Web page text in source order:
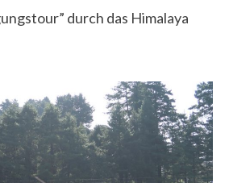
durch das Himalaya